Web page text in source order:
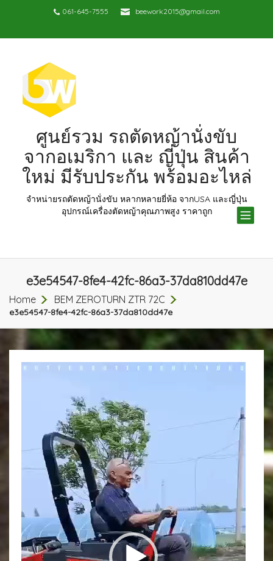
061-645-7555 beework2015@gmail.com
ศูนย์รวม รถตัดหญ้านั่งขับ
จากอเมริกา และ ญี่ปุ่น สินค้า
ใหม่ มีรับประกัน พร้อมอะไหล่
จำหน่ายรถตัดหญ้านั่งขับ หลากหลายยี่ห้อ จากUSA และญี่ปุ่น
อุปกรณ์เครื่องตัดหญ้าคุณภาพสูง ราคาถูก
e3e54547-8fe4-42fc-86a3-37da810dd47e
Home BEM ZEROTURN ZTR 72C
e3e54547-8fe4-42fc-86a3-37da810dd47e
ตัว